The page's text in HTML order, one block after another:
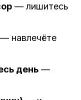
— лишитесь
— навлечёте
день —